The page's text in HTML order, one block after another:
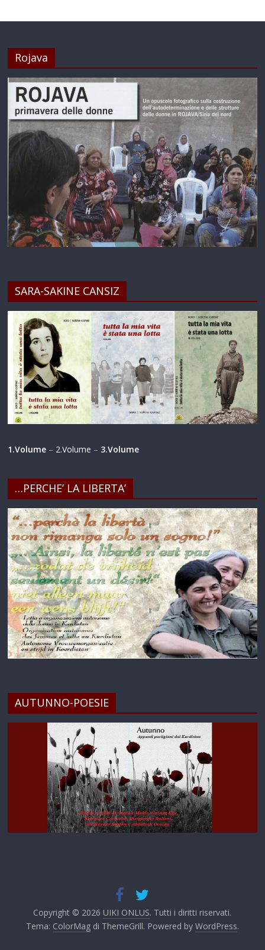
Rojava
SARA-SAKINE CANSIZ
1.Volume – 2.Volume – 3.Volume
…PERCHE’ LA LIBERTA’
AUTUNNO-POESIE
Copyright © 2026 UIKI ONLUS. Tutti i diritti riservati.
Tema: ColorMagdi ThemeGrill. Powered by WordPress.